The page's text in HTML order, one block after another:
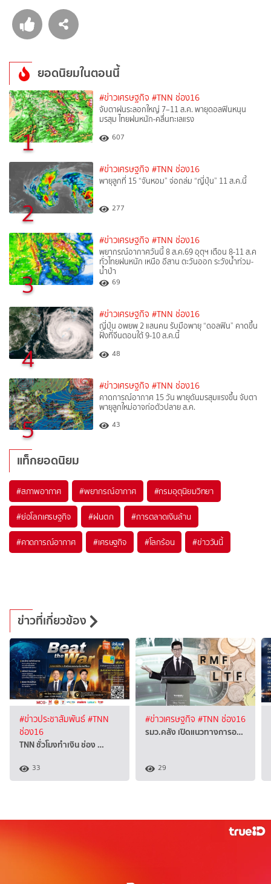
ยอดนิยมในตอนนี้
1
#ข่าวเศรษฐกิจ #TNN ช่อง16
จับตาฝนระลอกใหญ่ 7–11 ส.ค. พายุดอลฟินหนุน
มรสุม ไทยฝนหนัก-คลื่นทะเลแรง
607
2
#ข่าวเศรษฐกิจ #TNN ช่อง16
พายุลูกที่ 15 “จันหอม” จ่อถล่ม “ญี่ปุ่น” 11 ส.ค.นี้
277
3
#ข่าวเศรษฐกิจ #TNN ช่อง16
พยากรณ์อากาศวันนี้ 8 ส.ค.69 อุตุฯ เตือน 8-11 ส.ค
ทั่วไทยฝนหนัก เหนือ อีสาน ตะวันออก ระวังน้ำท่วม-
น้ำป่า
69
4
#ข่าวเศรษฐกิจ #TNN ช่อง16
ญี่ปุ่น อพยพ 2 แสนคน รับมือพายุ “ดอลฟิน” คาดขึ้น
ฝั่งที่จีนตอนใต้ 9-10 ส.ค.นี้
48
5
#ข่าวเศรษฐกิจ #TNN ช่อง16
คาดการณ์อากาศ 15 วัน พายุดันมรสุมแรงขึ้น จับตา
พายุลูกใหม่อาจก่อตัวปลาย ส.ค.
43
แท็กยอดนิยม
#สภาพอากาศ #พยากรณ์อากาศ #กรมอุตุนิยมวิทยา
#ย่อโลกเศรษฐกิจ #ฝนตก #การตลาดเงินล้าน
#คาดการณ์อากาศ #เศรษฐกิจ #โลกร้อน #ข่าววันนี้
ข่าวที่เกี่ยวข้อง
#ข่าวประชาสัมพันธ์#TNN
ช่อง16
TNN ชั่วโมงทำเงิน ช่อง …
33
#ข่าวเศรษฐกิจ #TNN ช่อง16
รมว.คลัง เปิดแนวทางการอ…
29